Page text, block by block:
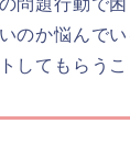
問題行動で
のか悩んで
してもらうこ